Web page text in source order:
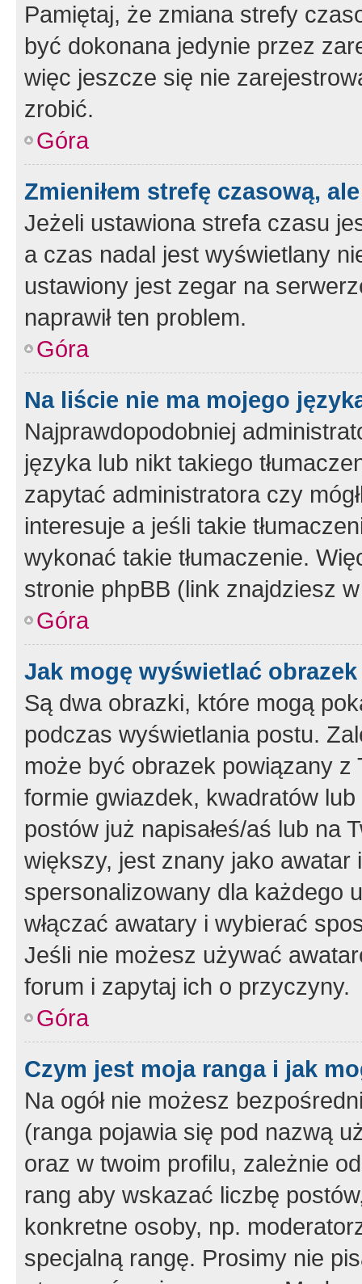
Pamiętaj, że zmiana strefy
być dokonana jedynie przez
więc jeszcze się nie
zrobić.
Góra
Zmieniłem strefę czasową,
Jeżeli ustawiona strefa czasu
a czas nadal jest wyświetlany
ustawiony jest zegar na
naprawił ten problem.
Góra
Na liście nie ma mojego
Najprawdopodobniej
języka lub nikt takiego
zapytać administratora czy
interesuje a jeśli takie
wykonać takie tłumaczenie.
stronie phpBB (link znajdziesz
Góra
Jak mogę wyświetlać
Są dwa obrazki, które mogą
podczas wyświetlania postu.
może być obrazek powiązany z
formie gwiazdek, kwadratów
postów już napisałeś/aś lub na
większy, jest znany jako
spersonalizowany dla każdego
włączać awatary i wybierać
Jeśli nie możesz używać
forum i zapytaj ich o przyczyny.
Góra
Czym jest moja ranga i jak
Na ogół nie możesz
(ranga pojawia się pod nazwą
oraz w twoim profilu, zależnie
rang aby wskazać liczbę
konkretne osoby, np.
specjalną rangę. Prosimy nie